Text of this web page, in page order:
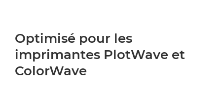
Optimisé pour les
imprimantes PlotWave et
ColorWave